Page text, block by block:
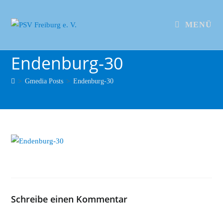
MENÜ
Endenburg-30
> Gmedia Posts > Endenburg-30
Schreibe einen Kommentar